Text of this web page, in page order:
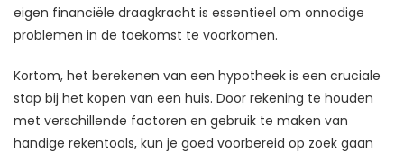
eigen financiële draagkracht is essentieel om onnodige
problemen in de toekomst te voorkomen.
Kortom, het berekenen van een hypotheek is een cruciale
stap bij het kopen van een huis. Door rekening te houden
met verschillende factoren en gebruik te maken van
handige rekentools, kun je goed voorbereid op zoek gaan